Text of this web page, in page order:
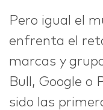
Pero igual el
enfrenta el
marcas y
Bull, Google o
sido las